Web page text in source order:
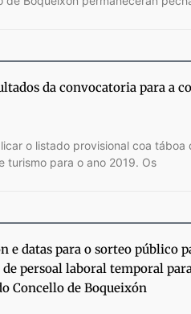
da convocatoria para a
o listado provisional coa
turismo para o ano 2019. Os
e datas para o sorteo público
persoal laboral temporal
Concello de Boqueixón